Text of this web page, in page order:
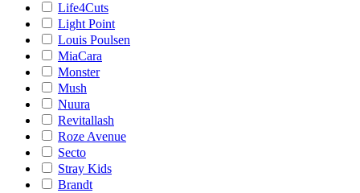
Life4Cuts
Light Point
Louis Poulsen
MiaCara
Monster
Mush
Nuura
Revitallash
Roze Avenue
Secto
Stray Kids
Brandt